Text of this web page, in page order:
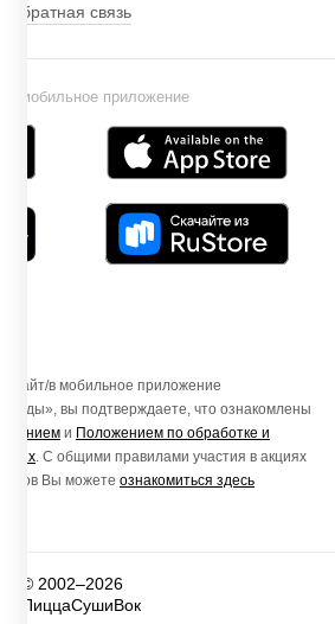
мобильное приложение
Обратная связь
Сайт/в мобильное приложение
еды», вы подтверждаете, что ознакомлены
и Положением по обработке и
. С общими правилами участия в акциях
Вы можете ознакомиться здесь
© 2002–2026
ПиццаСушиВок